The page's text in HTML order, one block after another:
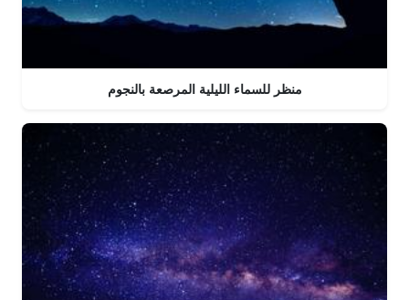
منظر للسماء الليلية المرصعة بالنجوم